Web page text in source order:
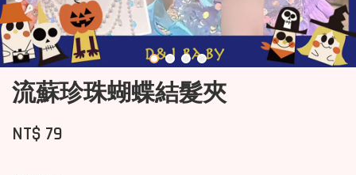
流蘇珍珠蝴蝶結髮夾
NT$ 79